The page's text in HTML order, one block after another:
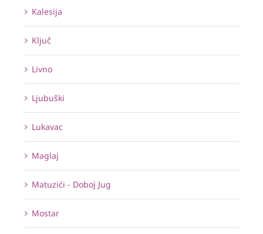
Kalesija
Ključ
Livno
Ljubuški
Lukavac
Maglaj
Matuzići - Doboj Jug
Mostar